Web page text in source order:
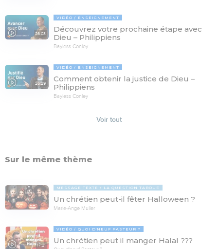
26:03
VIDÉO ENSEIGNEMENT
Découvrez votre prochaine étape avec
Dieu – Philippiens
Bayless Conley
26:29
VIDÉO ENSEIGNEMENT
Comment obtenir la justice de Dieu –
Philippiens
Bayless Conley
Voir tout
Sur le même thème
MESSAGE TEXTE LA QUESTION TABOUE
Un chrétien peut-il fêter Halloween ?
Marie-Ange Muller
17:21
VIDÉO QUOI D'NEUF PASTEUR ?
Un chrétien peut il manger Halal ???